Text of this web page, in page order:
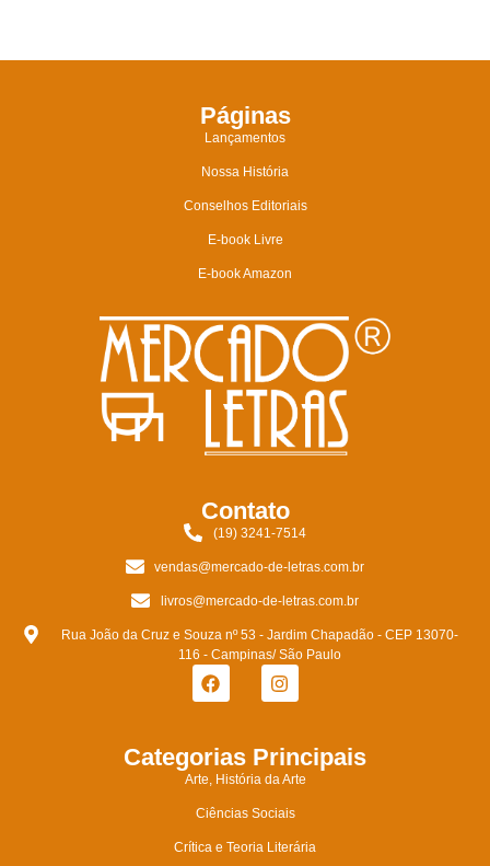
Páginas
Lançamentos
Nossa História
Conselhos Editoriais
E-book Livre
E-book Amazon
Contato
(19) 3241-7514
vendas@mercado-de-letras.com.br
livros@mercado-de-letras.com.br
Rua João da Cruz e Souza nº 53 - Jardim Chapadão - CEP 13070-
116 - Campinas/ São Paulo
Categorias Principais
Arte, História da Arte
Ciências Sociais
Crítica e Teoria Literária